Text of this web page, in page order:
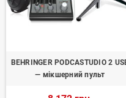
BEHRINGER PODCASTUDIO 2
— мікшерний пульт